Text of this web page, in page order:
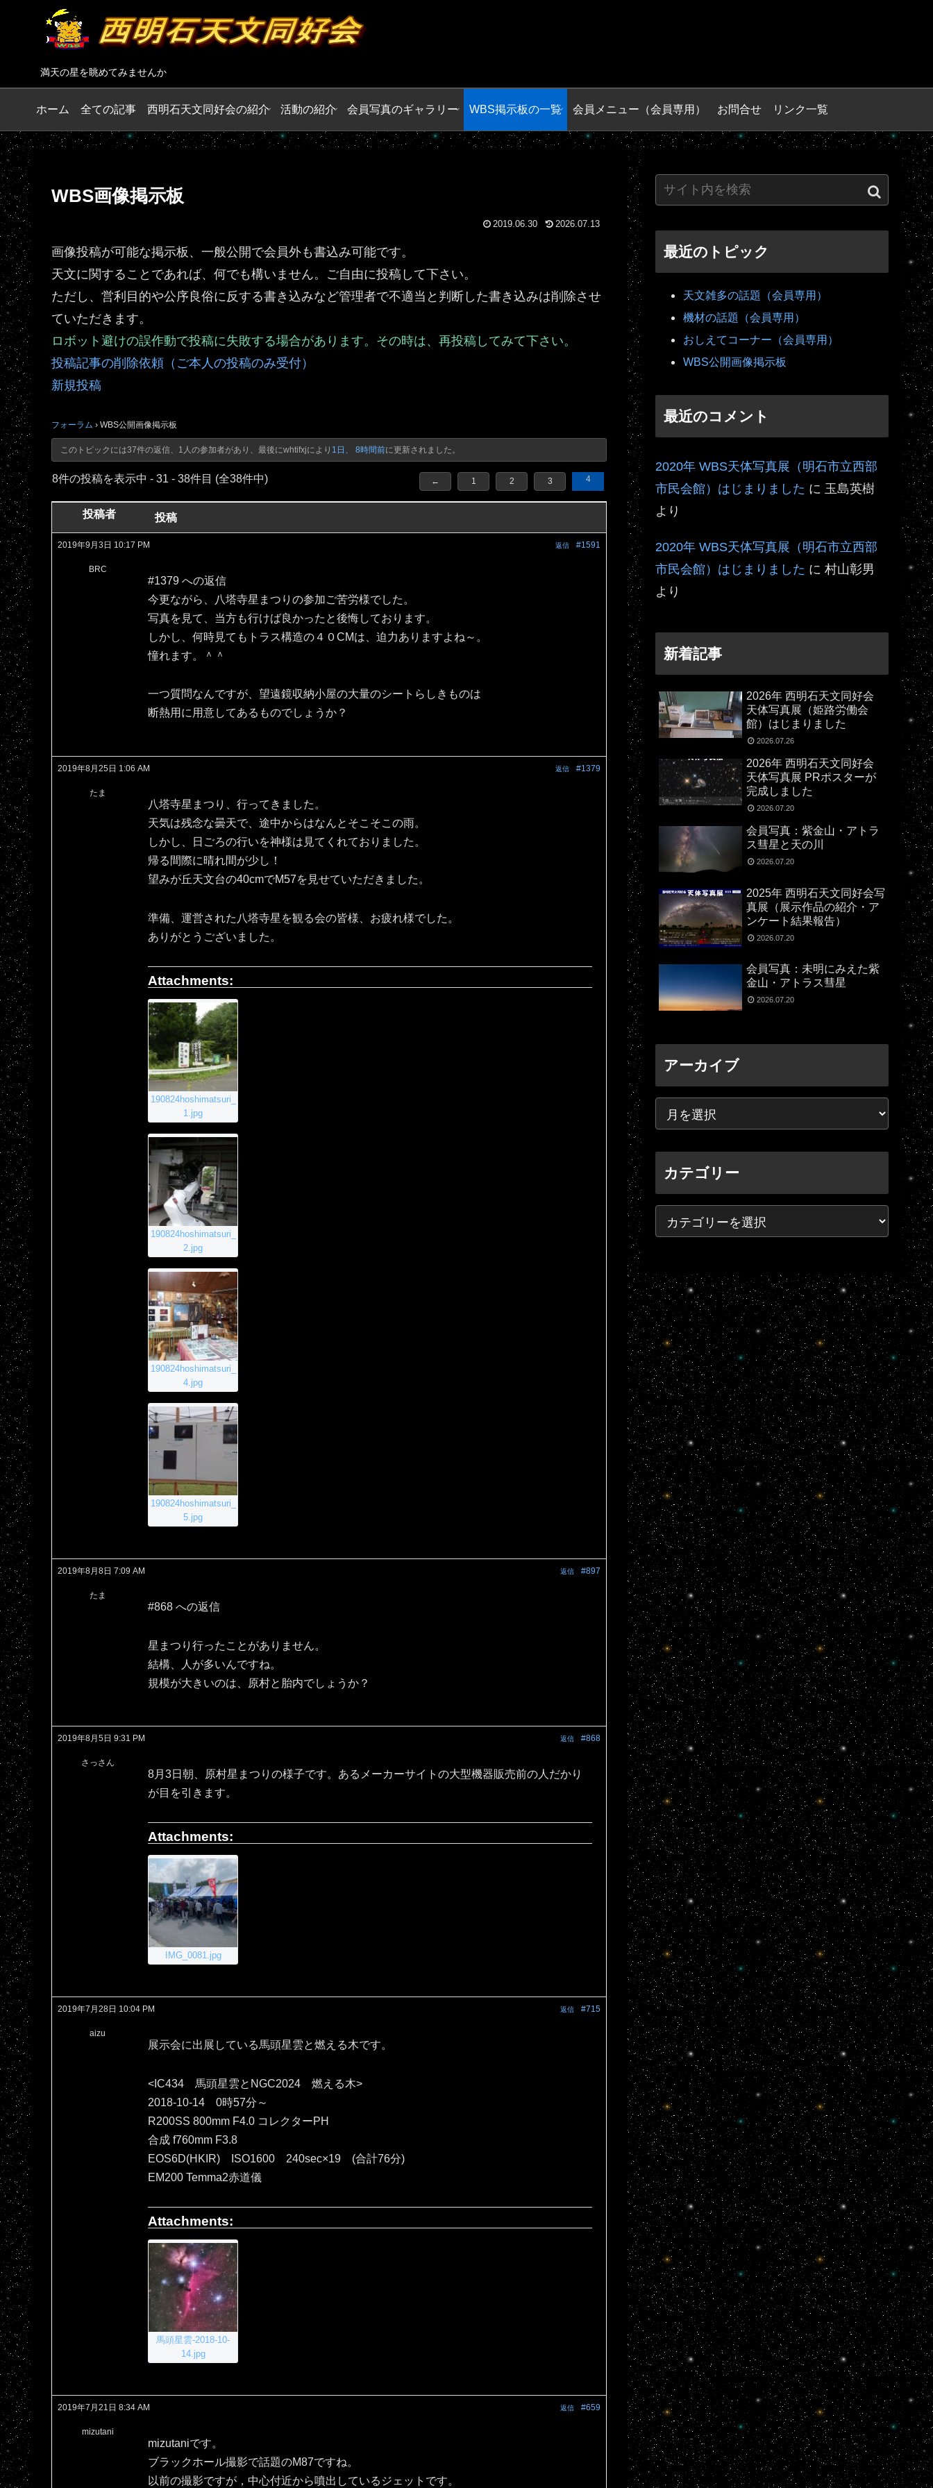
満天の星を眺めてみませんか
ホーム 全ての記事 西明石天文同好会の紹介 活動の紹介 会員写真のギャラリー WBS掲示板の一覧 会員メニュー（会員専用） お問合せ リンク一覧
WBS画像掲示板
2019.06.30 2026.07.13
画像投稿が可能な掲示板、一般公開で会員外も書込み可能です。
天文に関することであれば、何でも構いません。ご自由に投稿して下さい。
ただし、営利目的や公序良俗に反する書き込みなど管理者で不適当と判断した書き込みは削除させ
ていただきます。
ロボット避けの誤作動で投稿に失敗する場合があります。その時は、再投稿してみて下さい。
投稿記事の削除依頼（ご本人の投稿のみ受付）
新規投稿
フォーラム › WBS公開画像掲示板
このトピックには37件の返信、1人の参加者があり、最後にwhtifxjにより 1日、 8時間前に更新されました。
8件の投稿を表示中 - 31 - 38件目 (全38件中) ← 1 2 3 4
投稿者 投稿
2019年9月3日 10:17 PM #1591
返信
BRC
#1379 への返信
今更ながら、八塔寺星まつりの参加ご苦労様でした。
写真を見て、当方も行けば良かったと後悔しております。
しかし、何時見てもトラス構造の４０CMは、迫力ありますよね～。
憧れます。＾＾
一つ質問なんですが、望遠鏡収納小屋の大量のシートらしきものは
断熱用に用意してあるものでしょうか？
2019年8月25日 1:06 AM #1379
返信
たま
八塔寺星まつり、行ってきました。
天気は残念な曇天で、途中からはなんとそこそこの雨。
しかし、日ごろの行いを神様は見てくれておりました。
帰る間際に晴れ間が少し！
望みが丘天文台の40cmでM57を見せていただきました。
準備、運営された八塔寺星を観る会の皆様、お疲れ様でした。
ありがとうございました。
Attachments:
190824hoshimatsuri_
1.jpg
190824hoshimatsuri_
2.jpg
190824hoshimatsuri_
4.jpg
190824hoshimatsuri_
5.jpg
2019年8月8日 7:09 AM #897
返信
たま
#868 への返信
星まつり行ったことがありません。
結構、人が多いんですね。
規模が大きいのは、原村と胎内でしょうか？
2019年8月5日 9:31 PM #868
返信
さっさん
8月3日朝、原村星まつりの様子です。あるメーカーサイトの大型機器販売前の人だかり
が目を引きます。
Attachments:
IMG_0081.jpg
2019年7月28日 10:04 PM #715
返信
aizu
展示会に出展している馬頭星雲と燃える木です。
<IC434 馬頭星雲とNGC2024 燃える木>
2018-10-14 0時57分～
R200SS 800mm F4.0 コレクターPH
合成 f760mm F3.8
EOS6D(HKIR) ISO1600 240sec×19 (合計76分)
EM200 Temma2赤道儀
Attachments:
馬頭星雲-2018-10-
14.jpg
2019年7月21日 8:34 AM #659
返信
mizutani
mizutaniです。
ブラックホール撮影で話題のM87ですね。
以前の撮影ですが，中心付近から噴出しているジェットです。
最近のトピック
天文雑多の話題（会員専用）
機材の話題（会員専用）
おしえてコーナー（会員専用）
WBS公開画像掲示板
最近のコメント
2020年 WBS天体写真展（明石市立西部
市民会館）はじまりました に 玉島英樹
より
2020年 WBS天体写真展（明石市立西部
市民会館）はじまりました に 村山彰男
より
新着記事
2026年 西明石天文同好会
天体写真展（姫路労働会
館）はじまりました
2026.07.26
2026年 西明石天文同好会
天体写真展 PRポスターが
完成しました
2026.07.20
会員写真：紫金山・アトラ
ス彗星と天の川
2026.07.20
2025年 西明石天文同好会写
真展（展示作品の紹介・ア
ンケート結果報告）
2026.07.20
会員写真：未明にみえた紫
金山・アトラス彗星
2026.07.20
アーカイブ
カテゴリー